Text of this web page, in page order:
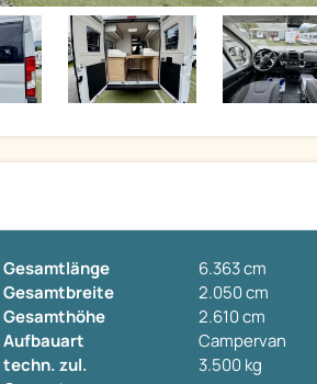
Gesamtlänge
6.363 cm
Gesamtbreite
2.050 cm
Gesamthöhe
2.610 cm
Aufbauart
Campervan
techn. zul.
3.500 kg